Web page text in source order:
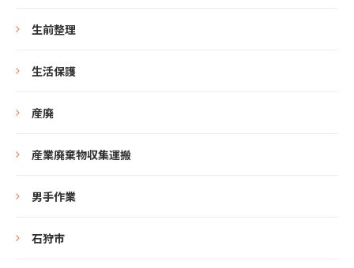
生前整理
生活保護
産廃
産業廃棄物収集運搬
男手作業
石狩市